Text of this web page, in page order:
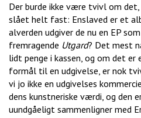
Der burde ikke være tvivl om
slået helt fast: Enslaved er et
alverden udgiver de nu en EP
fremragende Utgard? Det mest
lidt penge i kassen, og om det
formål til en udgivelse, er nok
vi jo ikke en udgivelses
dens kunstneriske værdi, og den
uundgåeligt sammenligner med